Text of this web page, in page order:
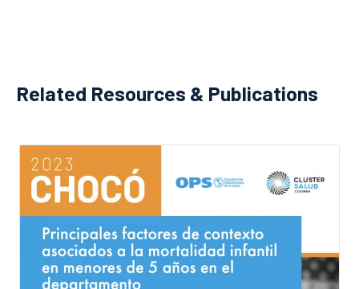
Related Resources & Publications